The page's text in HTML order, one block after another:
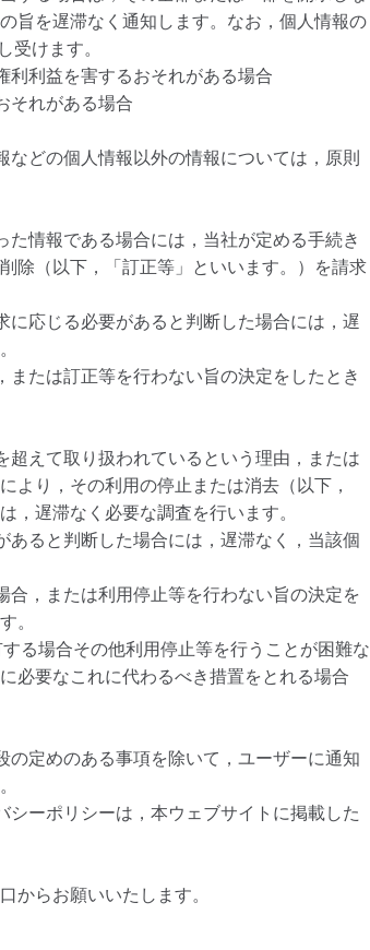
旨を遅滞なく通知します。なお，個人情報の
受けます。
利益を害するおそれがある場合
それがある場合
どの個人情報以外の情報については，原則
情報である場合には，当社が定める手続き
除（以下，「訂正等」といいます。）を請求
応じる必要があると判断した場合には，遅
たは訂正等を行わない旨の決定をしたとき
えて取り扱われているという理由，または
より，その利用の停止または消去（以下，
，遅滞なく必要な調査を行います。
ると判断した場合には，遅滞なく，当該個
，または利用停止等を行わない旨の決定を
。
る場合その他利用停止等を行うことが困難な
必要なこれに代わるべき措置をとれる場合
定めのある事項を除いて，ユーザーに通知
ーポリシーは，本ウェブサイトに掲載した
からお願いいたします。